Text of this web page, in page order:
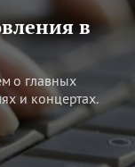
в
о главных
и концертах.